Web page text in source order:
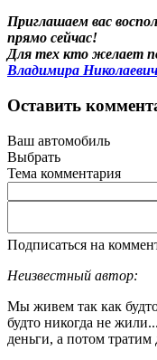
Приглашаем вас
прямо сейчас!
Для тех кто желает
Владимира
Оставить
Ваш автомобиль
Выбрать
Тема комментария
Подписаться на
Неизвестный автор:
Мы живем так как
будто никогда не
деньги, а потом тратим